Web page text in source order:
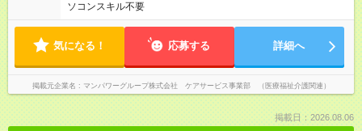
ソコンスキル不要
気になる！ 応募する 詳細へ
掲載元企業名 マンパワーグループ株式会社 ケアサービス事業部 （医療福祉介護関連）
掲載日：2026.08.06